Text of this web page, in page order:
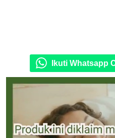
Ikuti Whatsapp